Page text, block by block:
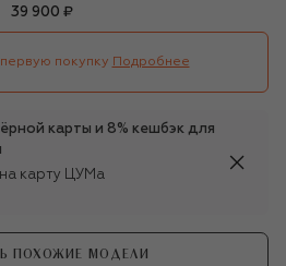
39 900 ₽
покупку Подробнее
карты и 8% кешбэк для
карту ЦУМа
ПОХОЖИЕ МОДЕЛИ